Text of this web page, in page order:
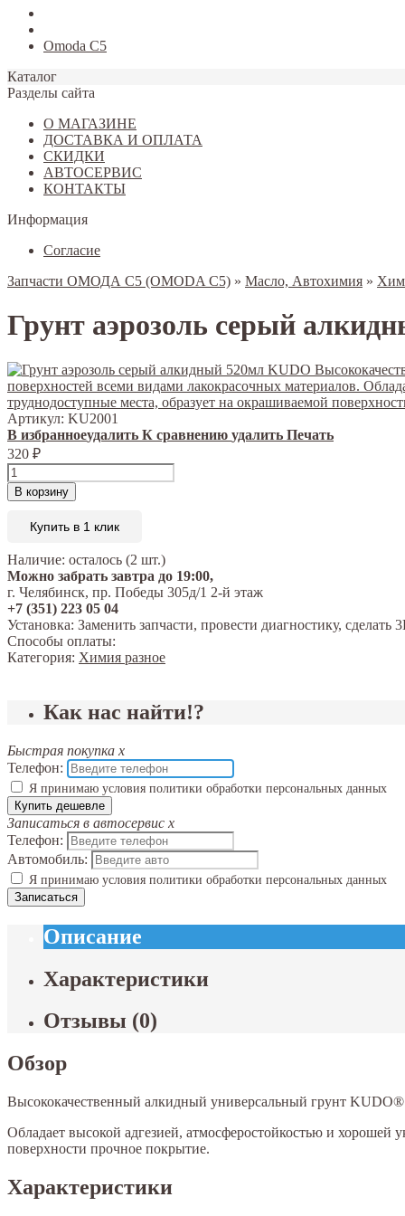
Omoda C5
Каталог
Разделы сайта
О МАГАЗИНЕ
ДОСТАВКА И ОПЛАТА
СКИДКИ
АВТОСЕРВИС
КОНТАКТЫ
Информация
Согласие
Запчасти ОМОДА С5 (OMODA C5) » Масло, Автохимия »
Грунт аэрозоль серый
Артикул: KU2001
В избранноеудалить К сравнению удалить Печать
320 ₽
В корзину
Купить в 1 клик
Наличие: осталось (2 шт.)
Можно забрать завтра до 19:00,
г. Челябинск, пр. Победы 305д/1 2-й этаж
+7 (351) 223 05 04
Установка: Заменить запчасти, провести диагностику,
Способы оплаты:
Категория: Химия разное
Как нас найти!?
Быстрая покупка x
Телефон:
Я принимаю условия политики обработки персональных данных
Купить дешевле
Записаться в автосервис x
Телефон:
Автомобиль:
Я принимаю условия политики обработки персональных данных
Записаться
Описание
Характеристики
Отзывы (0)
Обзор
Высококачественный алкидный универсальный грунт KUDO®
Обладает высокой адгезией, атмосферостойкостью и хорошей
поверхности прочное покрытие.
Характеристики